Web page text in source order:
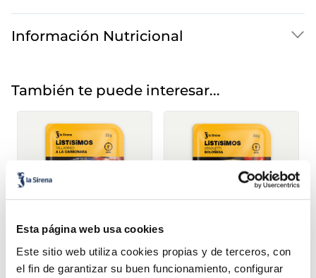
Esta página web usa cookies
Este sitio web utiliza cookies propias y de terceros, con
el fin de garantizar su buen funcionamiento, configurar
Información Nutricional
También te puede interesar...
Tallarines Carbonara Spaghetti boloñesa